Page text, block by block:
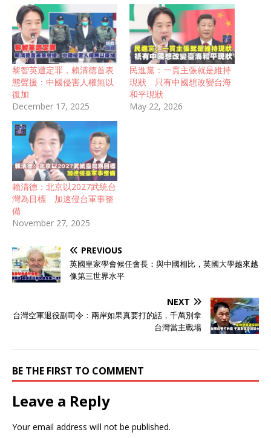
黎智英遭定罪，賴清德首表
態聲援：中國侵害人權無以
復加
December 17, 2025
民進黨：一貫主張就是維持
現狀 只有中國想改變台海
和平現狀
May 22, 2026
賴清德：北京以2027武統台
灣為目標 加速侵台軍事整
備
November 27, 2025
PREVIOUS
英國皇家學會候任會長：與中國相比，英國大學越來越
像第三世界水平
NEXT
台灣空軍退役副司令：兩岸如果真要打的話，千萬別拿
台灣當主戰場
BE THE FIRST TO COMMENT
Leave a Reply
Your email address will not be published.